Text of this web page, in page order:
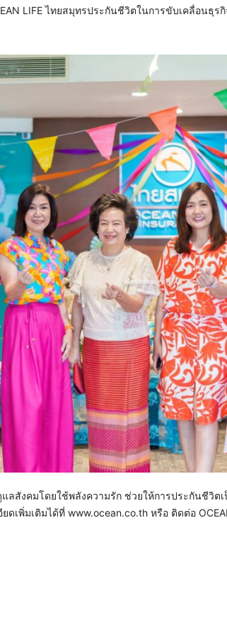
LIFE ไทยสมุทรประกันชีวิตในการขับเคลื่อนธุร
สังคมโดยใช้พลังความรัก ช่วยให้การประกันชีวิตเ
พิ่มเติมได้ที่ www.ocean.co.th หรือ ติดต่อ